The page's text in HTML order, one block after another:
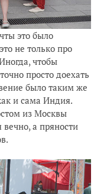
это было
не только про
чтобы
просто доехать
было таким же
и сама Индия.
из Москвы
а пряности